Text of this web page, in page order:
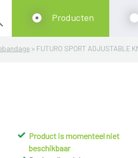
> FUTURO SPORT ADJUSTABLE
Producten
Product is momenteel niet
beschikbaar